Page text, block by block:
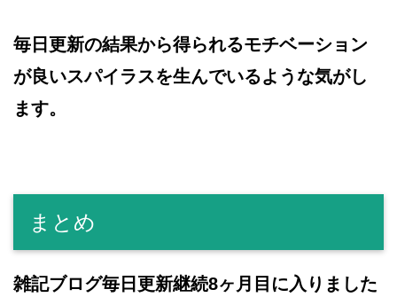
毎日更新の結果から得られるモチベーション
が良いスパイラスを生んでいるような気がし
ます。
まとめ
雑記ブログ毎日更新継続8ヶ月目に入りました